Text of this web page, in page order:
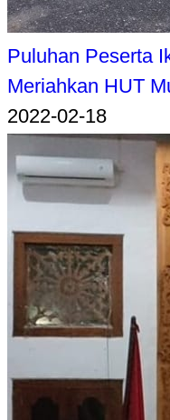
Puluhan Peserta
Meriahkan HUT
2022-02-18